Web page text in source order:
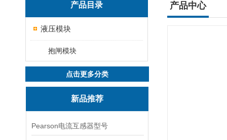
产品目录
液压模块
抱闸模块
点击更多分类
新品推荐
Pearson电流互感器型号
产品中心